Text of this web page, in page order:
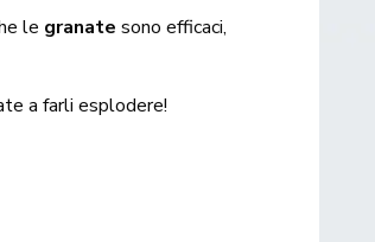
le granate sono efficaci,
a farli esplodere!